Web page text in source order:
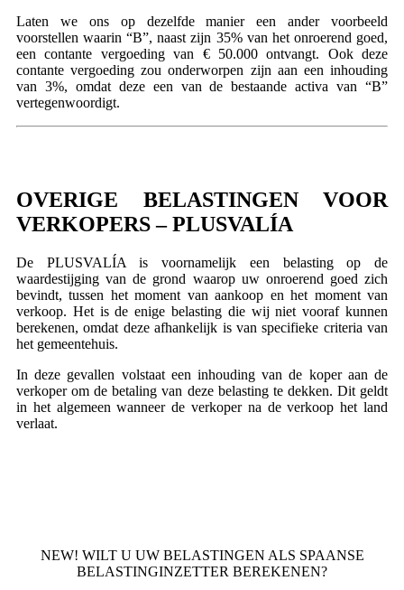
Laten we ons op dezelfde manier een ander voorbeeld
voorstellen waarin “B”, naast zijn 35% van het onroerend goed,
een contante vergoeding van € 50.000 ontvangt. Ook deze
contante vergoeding zou onderworpen zijn aan een inhouding
van 3%, omdat deze een van de bestaande activa van “B”
vertegenwoordigt.
OVERIGE BELASTINGEN VOOR
VERKOPERS – PLUSVALÍA
De PLUSVALÍA is voornamelijk een belasting op de
waardestijging van de grond waarop uw onroerend goed zich
bevindt, tussen het moment van aankoop en het moment van
verkoop. Het is de enige belasting die wij niet vooraf kunnen
berekenen, omdat deze afhankelijk is van specifieke criteria van
het gemeentehuis.
In deze gevallen volstaat een inhouding van de koper aan de
verkoper om de betaling van deze belasting te dekken. Dit geldt
in het algemeen wanneer de verkoper na de verkoop het land
verlaat.
NEW! WILT U UW BELASTINGEN ALS SPAANSE
BELASTINGINZETTER BEREKENEN?